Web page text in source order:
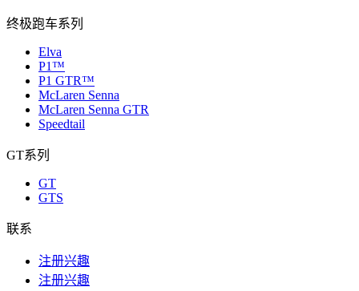
终极跑车系列
Elva
P1™
P1 GTR™
McLaren Senna
McLaren Senna GTR
Speedtail
GT系列
GT
GTS
联系
注册兴趣
注册兴趣